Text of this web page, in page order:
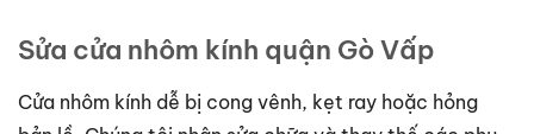
Sửa cửa nhôm kính quận Gò Vấp
Cửa nhôm kính dễ bị cong vênh, kẹt ray hoặc hỏng